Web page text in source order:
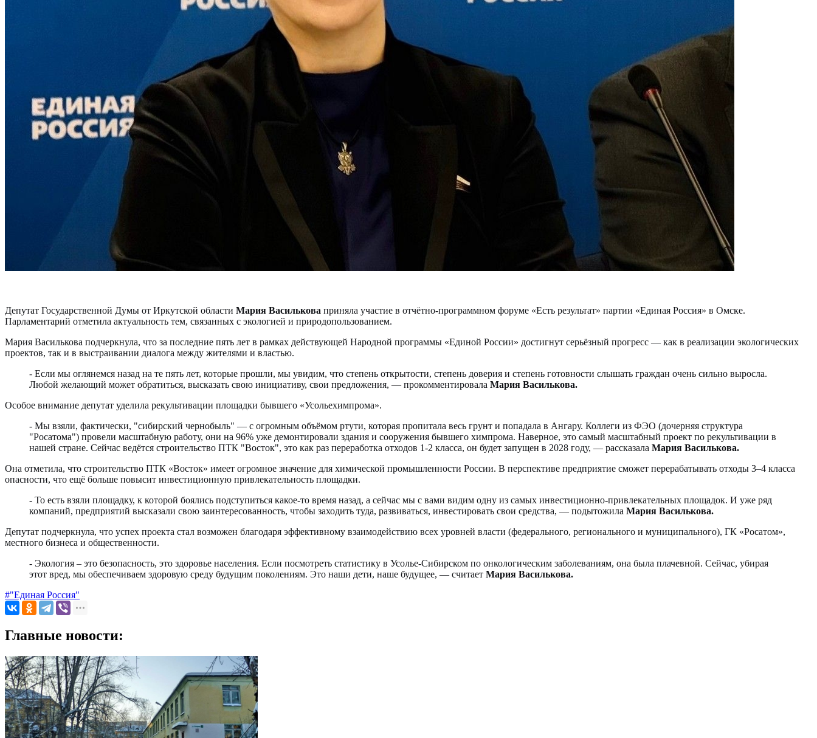
Депутат Государственной Думы от Иркутской области Мария Василькова приняла участие в отчётно-программном форуме «Есть результат» партии «Единая Россия» в Омске.
Парламентарий отметила актуальность тем, связанных с экологией и природопользованием.
Мария Василькова подчеркнула, что за последние пять лет в рамках действующей Народной программы «Единой России» достигнут серьёзный прогресс — как в реализации экологических
проектов, так и в выстраивании диалога между жителями и властью.
- Если мы оглянемся назад на те пять лет, которые прошли, мы увидим, что степень открытости, степень доверия и степень готовности слышать граждан очень сильно выросла.
Любой желающий может обратиться, высказать свою инициативу, свои предложения, — прокомментировала Мария Василькова.
Особое внимание депутат уделила рекультивации площадки бывшего «Усольехимпрома».
- Мы взяли, фактически, "сибирский чернобыль" — с огромным объёмом ртути, которая пропитала весь грунт и попадала в Ангару. Коллеги из ФЭО (дочерняя структура
"Росатома") провели масштабную работу, они на 96% уже демонтировали здания и сооружения бывшего химпрома. Наверное, это самый масштабный проект по рекультивации в
нашей стране. Сейчас ведётся строительство ПТК "Восток", это как раз переработка отходов 1-2 класса, он будет запущен в 2028 году, — рассказала Мария Василькова.
Она отметила, что строительство ПТК «Восток» имеет огромное значение для химической промышленности России. В перспективе предприятие сможет перерабатывать отходы 3–4 класса
опасности, что ещё больше повысит инвестиционную привлекательность площадки.
- То есть взяли площадку, к которой боялись подступиться какое-то время назад, а сейчас мы с вами видим одну из самых инвестиционно-привлекательных площадок. И уже ряд
компаний, предприятий высказали свою заинтересованность, чтобы заходить туда, развиваться, инвестировать свои средства, — подытожила Мария Василькова.
Депутат подчеркнула, что успех проекта стал возможен благодаря эффективному взаимодействию всех уровней власти (федерального, регионального и муниципального), ГК «Росатом»,
местного бизнеса и общественности.
- Экология – это безопасность, это здоровье населения. Если посмотреть статистику в Усолье-Сибирском по онкологическим заболеваниям, она была плачевной. Сейчас, убирая
этот вред, мы обеспечиваем здоровую среду будущим поколениям. Это наши дети, наше будущее, — считает Мария Василькова.
#"Единая Россия"
Главные новости: